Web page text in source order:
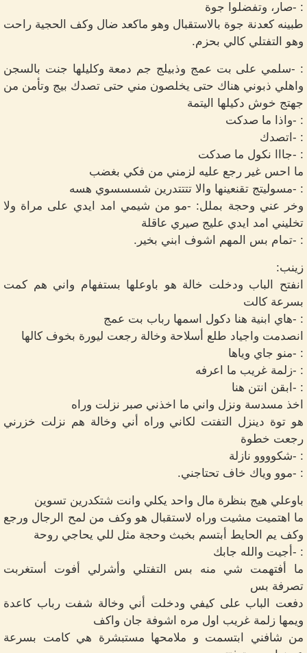
: -صار، وتفضلوا جوة
طبينه كعدنة جوة بالاستقبال وهو ماكعد ضال وكف الحجية راحت
وهو التفتلي كالي بحزم.
: -سلمي على بت عمج وذبيلج جم دمعة وكليلها جنت بالسجن
واهلي ذبوني هناك حتى يخلصون مني حتى تصدك بيج وتأمن من
جهتج خوش دكيلها اليتمة
: -واذا ما صدكت
: -اتصدك
: -جااا نكول ما صدكت
ما احس غير رجع عليه لزمني من فكي بغضب
: -مسوليتج تقنعينها والا تتتتدرين شسسسوي هسه
وخر عني وحجة بملل: -مو من شيمي امد ايدي على مراة ولا
تخليني امد ايدي عليج صيري عاقلة
: -تمام بس المهم اشوف ابني بخير.
زينب:
انفتح الباب ودخلت خالة هو باوعلها بستفهام واني هم كمت
بسرعة كالت
: -هاي ابنية هنا دكول اسمها رباب بت عمج
انصدمت واجياد طلع أسلاحة وخالة رجعت ليورة بخوف كالها
: -منو جاي وياها
: -زلمة غريب ما اعرفه
: -ابقن انتن هنا
اخذ مسدسة ونزل واني ما اخذني صبر نزلت وراه
هو توة دينزل التفتت لكاني وراه أني وخالة هم نزلت خزرني
رجعت خطوة
: -شكوووو نازلة
: -موو وياك خاف تحتاجني.
باوعلي هيج بنظرة مال واحد يكلي وانت شتكدرين تسوين
ما اهتميت مشيت وراه لاستقبال هو وكف من لمح الرجال ورجع
وكف يم الحايط أبتسم بخبث وحجة مثل للي يحاجي روحة
: -أجيت والله جابك
ما أفتهمت شي منه بس التفتلي وأشرلي أفوت أستغربت
تصرفة بس
دفعت الباب على كيفي ودخلت أني وخالة شفت رباب كاعدة
ويمها زلمة غريب اول مره اشوفة جان واكف
من شافني ابتسمت و ملامحها مستبشرة هي كامت بسرعة